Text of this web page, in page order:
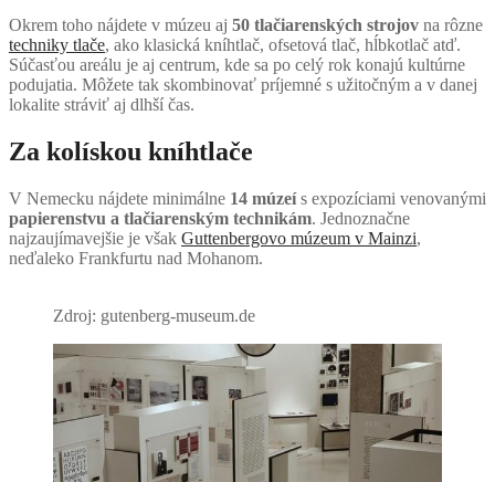
Okrem toho nájdete v múzeu aj 50 tlačiarenských strojov na rôzne
techniky tlače, ako klasická kníhtlač, ofsetová tlač, hĺbkotlač atď.
Súčasťou areálu je aj centrum, kde sa po celý rok konajú kultúrne
podujatia. Môžete tak skombinovať príjemné s užitočným a v danej
lokalite stráviť aj dlhší čas.
Za kolískou kníhtlače
V Nemecku nájdete minimálne 14 múzeís expozíciami venovanými
papierenstvu a tlačiarenským technikám. Jednoznačne
najzaujímavejšie je však Guttenbergovo múzeum v Mainzi,
neďaleko Frankfurtu nad Mohanom.
Zdroj: gutenberg-museum.de